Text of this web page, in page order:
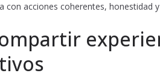
con acciones coherentes, honestidad